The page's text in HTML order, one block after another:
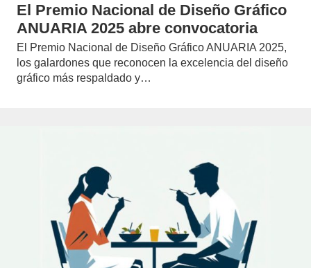
El Premio Nacional de Diseño Gráfico
ANUARIA 2025 abre convocatoria
El Premio Nacional de Diseño Gráfico ANUARIA 2025,
los galardones que reconocen la excelencia del diseño
gráfico más respaldado y…